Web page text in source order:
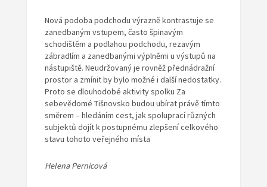
Nová podoba podchodu výrazně kontrastuje se
zanedbaným vstupem, často špinavým
schodištěm a podlahou podchodu, rezavým
zábradlím a zanedbanými výplněmi u výstupů na
nástupiště. Neudržovaný je rovněž přednádražní
prostor a zmínit by bylo možné i další nedostatky.
Proto se dlouhodobé aktivity spolku Za
sebevědomé Tišnovsko budou ubírat právě tímto
směrem – hledáním cest, jak spoluprací různých
subjektů dojít k postupnému zlepšení celkového
stavu tohoto veřejného místa
Helena Pernicová